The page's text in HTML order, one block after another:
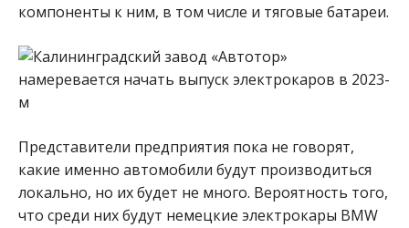
компоненты к ним, в том числе и тяговые батареи.
Представители предприятия пока не говорят,
какие именно автомобили будут производиться
локально, но их будет не много. Вероятность того,
что среди них будут немецкие электрокары BMW